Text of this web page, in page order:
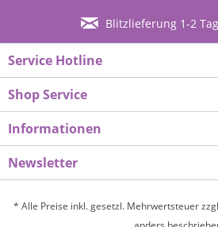
Blitzlieferung 1-2
Service Hotline
Shop Service
Informationen
Newsletter
* Alle Preise inkl. gesetzl. Mehrwertsteuer